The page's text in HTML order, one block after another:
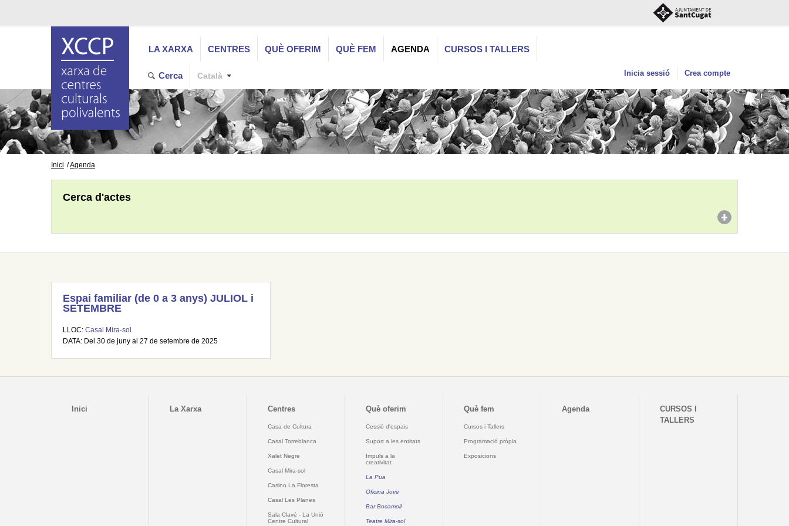
LA XARXA CENTRES QUÈ OFERIM QUÈ FEM AGENDA CURSOS I TALLERS
Cerca Català Inicia sessió Crea compte
Inici Agenda
Cerca d'actes
Espai familiar (de 0 a 3 anys) JULIOL i
SETEMBRE
LLOC: Casal Mira-sol
DATA: Del 30 de juny al 27 de setembre de 2025
Inici La Xarxa Centres
Casa de Cultura
Casal Torreblanca
Xalet Negre
Casal Mira-sol
Casino La Floresta
Casal Les Planes
Sala Clavé - La Unió
Centre Cultural
Què oferim
Cessió d'espais
Suport a les entitats
Impuls a la
creativitat
La Pua
Oficina Jove
Bar Bocamoll
Teatre Mira-sol
Què fem
Cursos i Tallers
Programació pròpia
Exposicions
Agenda
CURSOS I
TALLERS